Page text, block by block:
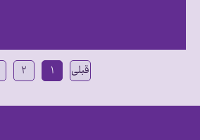
قبلی ۱ ۲